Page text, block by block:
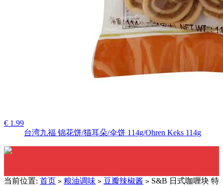
€ 1.99
台湾九福 锦花饼/猫耳朵/伞饼 114g/Ohren Keks 114g
当前位置: 首页 > 粮油调味 > 豆瓣辣椒酱 > S&B 日式咖喱块 特